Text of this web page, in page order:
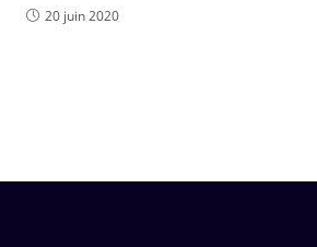
20 juin 2020